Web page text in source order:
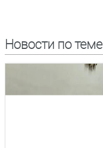
Новости по теме